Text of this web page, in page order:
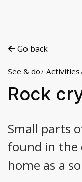
Go back
See & do Activities
Rock
Small parts
found in the
home as a